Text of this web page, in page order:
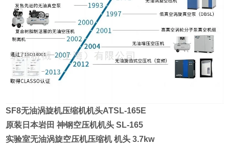
SF8无油涡旋机压缩机机头ATSL-165E
原装日本岩田 神钢空压机机头 SL-165
实验室无油涡旋空压机压缩机 机头 3.7kw